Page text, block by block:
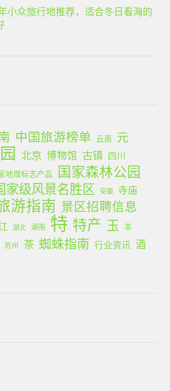
小众旅行地推荐，适合冬日看海的
中国旅游榜单 云南 元
北京 博物馆 古镇 四川
地理标志产品 国家森林公园
家级风景名胜区 安徽 寺庙
游指南 景区招聘信息
湖北 湖南 特 特产 玉 羊
苏州 茶 蜘蛛指南 行业资讯 酒